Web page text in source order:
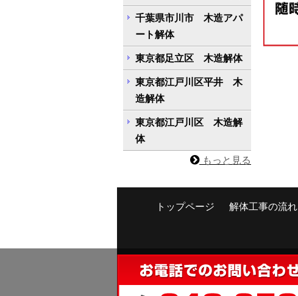
千葉県市川市 木造アパ
ート解体
東京都足立区 木造解体
東京都江戸川区平井 木
造解体
東京都江戸川区 木造解
体
もっと見る
トップページ 解体工事の流れ